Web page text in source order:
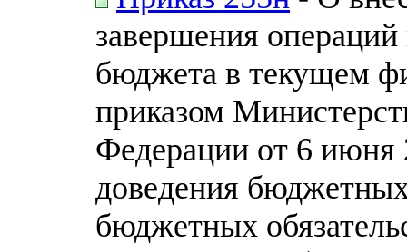
завершения
бюджета в текущем
приказом
Федерации от 6 июня
доведения
бюджетных